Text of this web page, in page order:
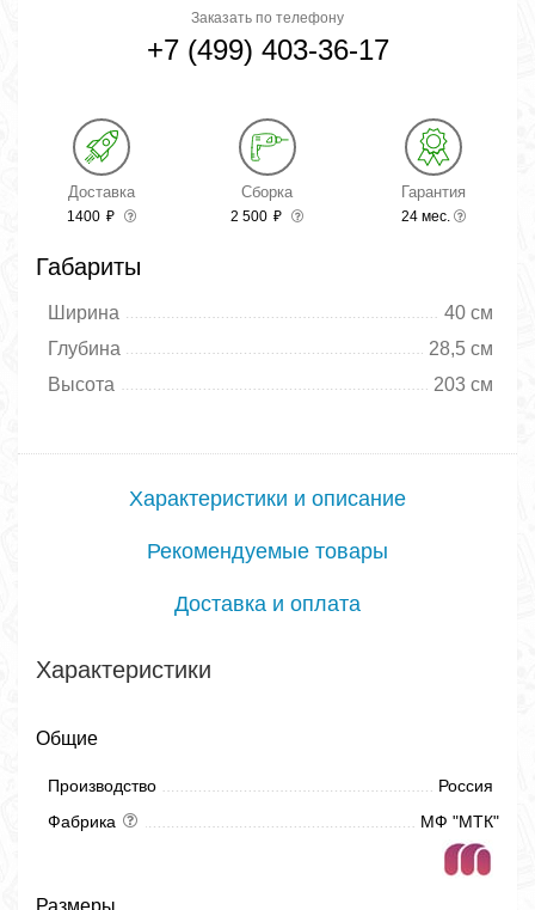
Заказать по телефону
+7 (499) 403-36-17
Доставка
1400 ₽
Сборка
2 500 ₽
Гарантия
24 мес.
Габариты
Ширина
40 см
Глубина
28,5 см
Высота
203 см
Характеристики и описание
Рекомендуемые товары
Доставка и оплата
Характеристики
Общие
Производство
Россия
Фабрика
МФ "МТК"
Размеры